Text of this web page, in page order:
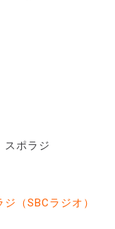
スポラジ
（SBCラジオ）